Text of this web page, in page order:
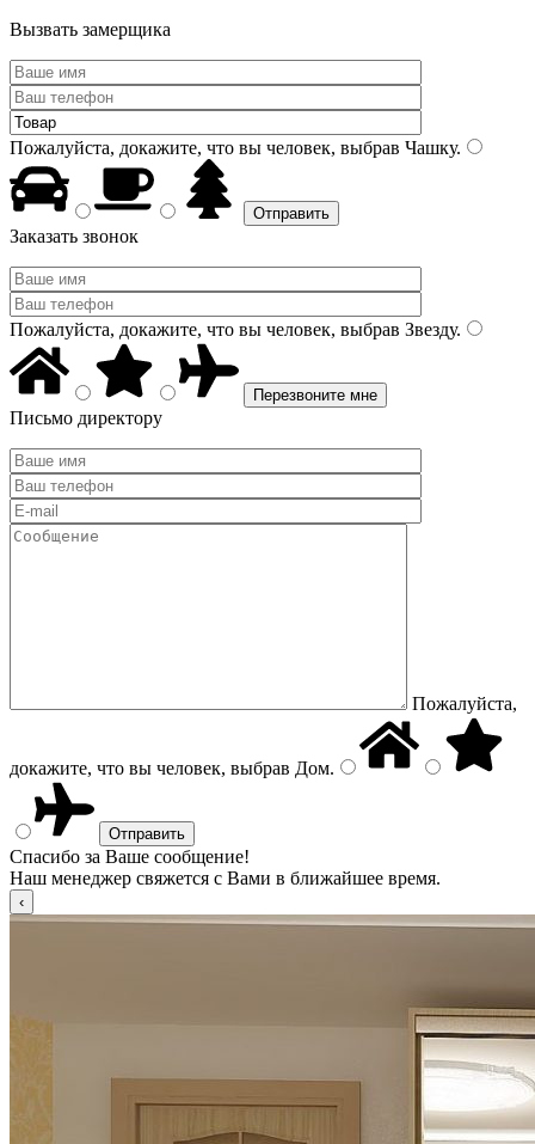
Вызвать замерщика
Пожалуйста, докажите, что вы человек, выбрав Чашку.
Заказать звонок
Пожалуйста, докажите, что вы человек, выбрав Звезду.
Письмо директору
Пожалуйста,
докажите, что вы человек, выбрав Дом.
Спасибо за Ваше сообщение!
Наш менеджер свяжется с Вами в ближайшее время.